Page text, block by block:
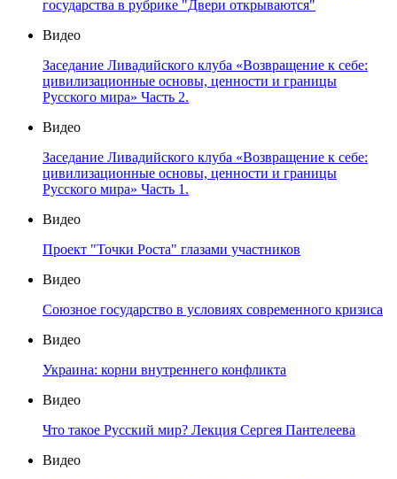
государства в рубрике "Двери открываются"
Видео
Заседание Ливадийского клуба «Возвращение к себе:
цивилизационные основы, ценности и границы
Русского мира» Часть 2.
Видео
Заседание Ливадийского клуба «Возвращение к себе:
цивилизационные основы, ценности и границы
Русского мира» Часть 1.
Видео
Проект "Точки Роста" глазами участников
Видео
Союзное государство в условиях современного кризиса
Видео
Украина: корни внутреннего конфликта
Видео
Что такое Русский мир? Лекция Сергея Пантелеева
Видео